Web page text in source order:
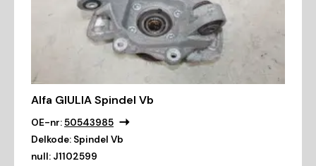
Alfa GIULIA Spindel Vb
OE-nr:50543985
Delkode: Spindel Vb
null: J1102599